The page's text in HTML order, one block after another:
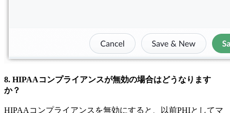
8. HIPAAコンプライアンスが無効の場合はどうなります
か？
HIPAAコンプライアンスを無効にすると、以前PHIとしてマ